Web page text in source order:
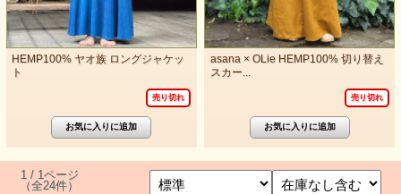
HEMP100% ヤオ族 ロングジャケッ
ト
売り切れ
asana × OLie HEMP100% 切り替え
スカー...
売り切れ
1 / 1ページ
（全24件）